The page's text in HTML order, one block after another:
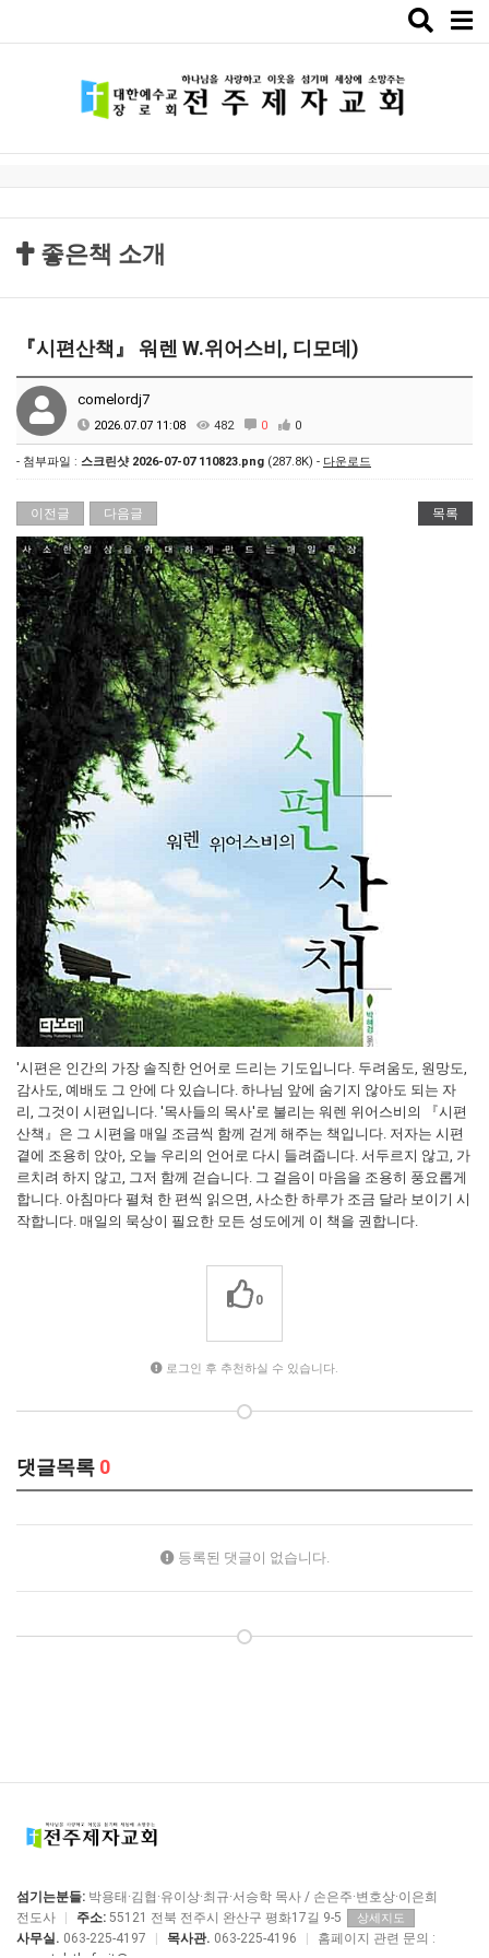
Toggle
좋은책 소개
『시편산책』 워렌 W.위어스비, 디모데)
comelordj7
2026.07.07 11:08 482 0 0
- 첨부파일 : 스크린샷 2026-07-07 110823.png (287.8K) - 다운로드
이전글 다음글 목록
'시편은 인간의 가장 솔직한 언어로 드리는 기도입니다. 두려움도, 원망도,
감사도, 예배도 그 안에 다 있습니다. 하나님 앞에 숨기지 않아도 되는 자
리, 그것이 시편입니다. '목사들의 목사'로 불리는 워렌 위어스비의 『시편
산책』은 그 시편을 매일 조금씩 함께 걷게 해주는 책입니다. 저자는 시편
곁에 조용히 앉아, 오늘 우리의 언어로 다시 들려줍니다. 서두르지 않고, 가
르치려 하지 않고, 그저 함께 걷습니다. 그 걸음이 마음을 조용히 풍요롭게
합니다. 아침마다 펼쳐 한 편씩 읽으면, 사소한 하루가 조금 달라 보이기 시
작합니다. 매일의 묵상이 필요한 모든 성도에게 이 책을 권합니다.
0
로그인 후 추천하실 수 있습니다.
댓글목록 0
등록된 댓글이 없습니다.
섬기는분들: 박용태·김협·유이상·최규·서승학 목사 / 손은주·변호상·이은희
전도사
주소: 55121 전북 전주시 완산구 평화17길 9-5 상세지도
사무실. 063-225-4197 목사관. 063-225-4196
홈페이지 관련 문의 :